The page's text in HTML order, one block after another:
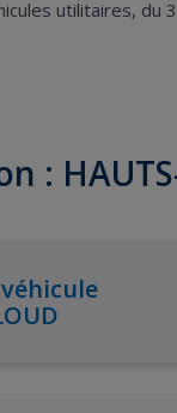
utilitaires, du
: